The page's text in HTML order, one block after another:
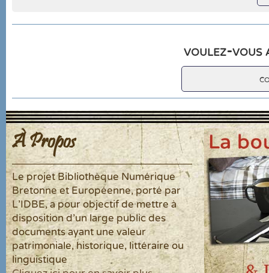
voulez-vous
À Propos
Le projet Bibliothèque Numérique
Bretonne et Européenne, porté par
L'IDBE, a pour objectif de mettre à
disposition d'un large public des
documents ayant une valeur
patrimoniale, historique, littéraire ou
linguistique